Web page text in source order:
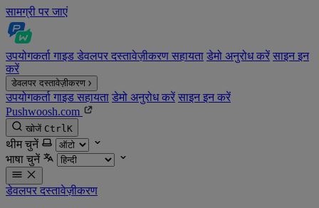
सामग्री पर जाएं
उपयोगकर्ता गाइड डेवलपर दस्तावेज़ीकरण सहायता डेमो अनुरोध करें साइन इन
करें
डेवलपर दस्तावेज़ीकरण
उपयोगकर्ता गाइड सहायता डेमो अनुरोध करें साइन इन करें
Pushwoosh.com
खोजें CtrlK
थीम चुनें
भाषा चुनें
डेवलपर दस्तावेज़ीकरण